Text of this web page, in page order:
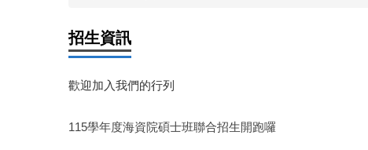
招生資訊
歡迎加入我們的行列
115學年度海資院碩士班聯合招生開跑囉